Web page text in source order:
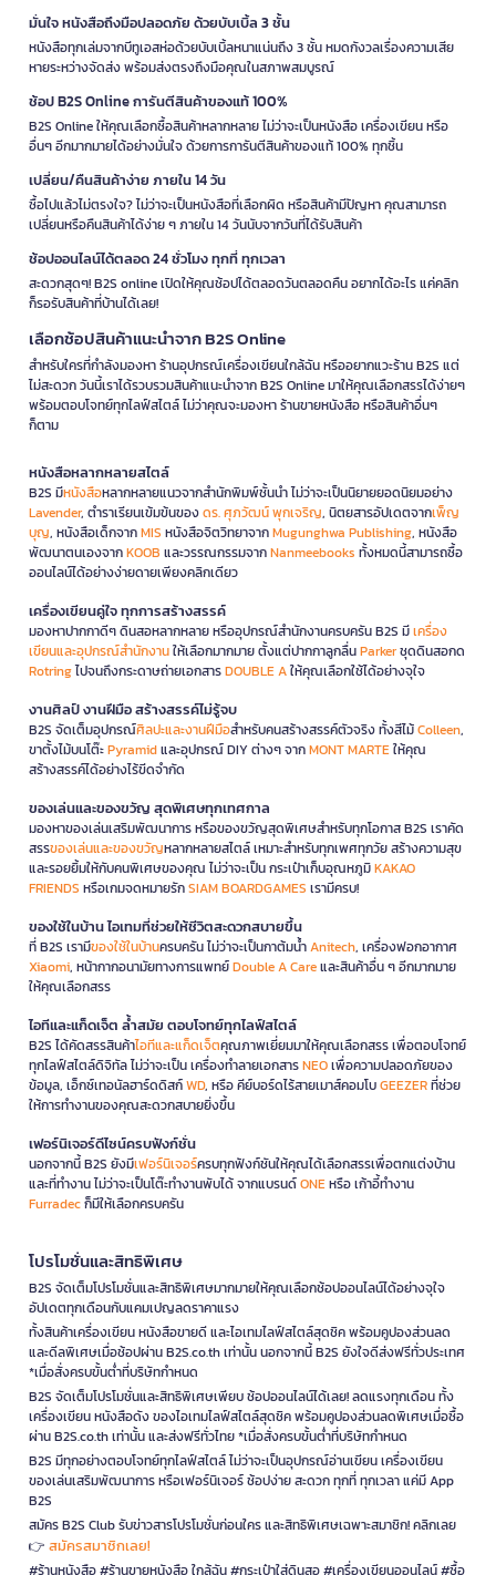
มั่นใจ หนังสือถึงมือปลอดภัย ด้วยบับเบิ้ล 3 ชั้น
หนังสือทุกเล่มจากบีทูเอสห่อด้วยบับเบิ้ลหนาแน่นถึง 3 ชั้น หมดกังวลเรื่องความเสีย
หายระหว่างจัดส่ง พร้อมส่งตรงถึงมือคุณในสภาพสมบูรณ์
ช้อป B2S Online การันตีสินค้าของแท้ 100%
B2S Online ให้คุณเลือกซื้อสินค้าหลากหลาย ไม่ว่าจะเป็นหนังสือ เครื่องเขียน หรือ
อื่นๆ อีกมากมายได้อย่างมั่นใจ ด้วยการการันตีสินค้าของแท้ 100% ทุกชิ้น
เปลี่ยน/คืนสินค้าง่าย ภายใน 14 วัน
ซื้อไปแล้วไม่ตรงใจ? ไม่ว่าจะเป็นหนังสือที่เลือกผิด หรือสินค้ามีปัญหา คุณสามารถ
เปลี่ยนหรือคืนสินค้าได้ง่าย ๆ ภายใน 14 วันนับจากวันที่ได้รับสินค้า
ช้อปออนไลน์ได้ตลอด 24 ชั่วโมง ทุกที่ ทุกเวลา
สะดวกสุดๆ! B2S online เปิดให้คุณช้อปได้ตลอดวันตลอดคืน อยากได้อะไร แค่คลิก
ก็รอรับสินค้าที่บ้านได้เลย!
เลือกช้อปสินค้าแนะนำจาก B2S Online
สำหรับใครที่กำลังมองหา ร้านอุปกรณ์เครื่องเขียนใกล้ฉัน หรืออยากแวะร้าน B2S แต่
ไม่สะดวก วันนี้เราได้รวบรวมสินค้าแนะนำจาก B2S Online มาให้คุณเลือกสรรได้ง่ายๆ
พร้อมตอบโจทย์ทุกไลฟ์สไตล์ ไม่ว่าคุณจะมองหา ร้านขายหนังสือ หรือสินค้าอื่นๆ
ก็ตาม
หนังสือหลากหลายสไตล์
B2S มีหนังสือหลากหลายแนวจากสำนักพิมพ์ชั้นนำ ไม่ว่าจะเป็นนิยายยอดนิยมอย่าง
Lavender, ตำราเรียนเข้มข้นของดร. ศุภวัฒน์ พุกเจริญ, นิตยสารอัปเดตจากเพ็ญ
บุญ, หนังสือเด็กจากMIS หนังสือจิตวิทยาจากMugunghwa Publishing, หนังสือ
พัฒนาตนเองจากKOOB และวรรณกรรมจากNanmeebooks ทั้งหมดนี้สามารถซื้อ
ออนไลน์ได้อย่างง่ายดายเพียงคลิกเดียว
เครื่องเขียนคู่ใจ ทุกการสร้างสรรค์
มองหาปากกาดีๆ ดินสอหลากหลาย หรืออุปกรณ์สำนักงานครบครัน B2S มีเครื่อง
เขียนและอุปกรณ์สำนักงานให้เลือกมากมาย ตั้งแต่ปากกาลูกลื่นParkerชุดดินสอกด
Rotringไปจนถึงกระดาษถ่ายเอกสารDOUBLE Aให้คุณเลือกใช้ได้อย่างจุใจ
งานศิลป์ งานฝีมือ สร้างสรรค์ไม่รู้จบ
B2S จัดเต็มอุปกรณ์ศิลปะและงานฝีมือสำหรับคนสร้างสรรค์ตัวจริง ทั้งสีไม้Colleen,
ขาตั้งไม้บนโต๊ะPyramidและอุปกรณ์ DIY ต่างๆ จากMONT MARTEให้คุณ
สร้างสรรค์ได้อย่างไร้ขีดจำกัด
ของเล่นและของขวัญ สุดพิเศษทุกเทศกาล
มองหาของเล่นเสริมพัฒนาการ หรือของขวัญสุดพิเศษสำหรับทุกโอกาส B2S เราคัด
สรรของเล่นและของขวัญหลากหลายสไตล์ เหมาะสำหรับทุกเพศทุกวัย สร้างความสุข
และรอยยิ้มให้กับคนพิเศษของคุณ ไม่ว่าจะเป็น กระเป๋าเก็บอุณหภูมิKAKAO
FRIENDS หรือเกมจดหมายรักSIAM BOARDGAMES เรามีครบ!
ของใช้ในบ้าน ไอเทมที่ช่วยให้ชีวิตสะดวกสบายขึ้น
ที่ B2S เรามีของใช้ในบ้านครบครัน ไม่ว่าจะเป็นกาต้มน้ำAnitech, เครื่องฟอกอากาศ
Xiaomi, หน้ากากอนามัยทางการแพทย์Double A Careและสินค้าอื่น ๆ อีกมากมาย
ให้คุณเลือกสรร
ไอทีและแก็ดเจ็ต ล้ำสมัย ตอบโจทย์ทุกไลฟ์สไตล์
B2S ได้คัดสรรสินค้าไอทีและแก็ดเจ็ตคุณภาพเยี่ยมมาให้คุณเลือกสรร เพื่อตอบโจทย์
ทุกไลฟ์สไตล์ดิจิทัล ไม่ว่าจะเป็น เครื่องทำลายเอกสารNEOเพื่อความปลอดภัยของ
ข้อมูล, เอ็กซ์เทอนัลฮาร์ดดิสก์WD, หรือ คีย์บอร์ดไร้สายเมาส์คอมโบGEEZERที่ช่วย
ให้การทำงานของคุณสะดวกสบายยิ่งขึ้น
เฟอร์นิเจอร์ดีไซน์ครบฟังก์ชั่น
นอกจากนี้ B2S ยังมีเฟอร์นิเจอร์ครบทุกฟังก์ชันให้คุณได้เลือกสรรเพื่อตกแต่งบ้าน
และที่ทำงาน ไม่ว่าจะเป็นโต๊ะทำงานพับได้ จากแบรนด์ONEหรือ เก้าอี้ทำงาน
Furradecก็มีให้เลือกครบครัน
โปรโมชั่นและสิทธิพิเศษ
B2S จัดเต็มโปรโมชั่นและสิทธิพิเศษมากมายให้คุณเลือกช้อปออนไลน์ได้อย่างจุใจ
อัปเดตทุกเดือนกับแคมเปญลดราคาแรง
ทั้งสินค้าเครื่องเขียน หนังสือขายดี และไอเทมไลฟ์สไตล์สุดชิค พร้อมคูปองส่วนลด
และดีลพิเศษเมื่อช้อปผ่าน B2S.co.th เท่านั้น นอกจากนี้ B2S ยังใจดีส่งฟรีทั่วประเทศ
*เมื่อสั่งครบขั้นต่ำที่บริษัทกำหนด
B2S จัดเต็มโปรโมชั่นและสิทธิพิเศษเพียบ ช้อปออนไลน์ได้เลย! ลดแรงทุกเดือน ทั้ง
เครื่องเขียน หนังสือดัง ของไอเทมไลฟ์สไตล์สุดชิค พร้อมคูปองส่วนลดพิเศษเมื่อซื้อ
ผ่าน B2S.co.th เท่านั้น และส่งฟรีทั่วไทย *เมื่อสั่งครบขั้นต่ำที่บริษัทกำหนด
B2S มีทุกอย่างตอบโจทย์ทุกไลฟ์สไตล์ ไม่ว่าจะเป็นอุปกรณ์อ่านเขียน เครื่องเขียน
ของเล่นเสริมพัฒนาการ หรือเฟอร์นิเจอร์ ช้อปง่าย สะดวก ทุกที่ ทุกเวลา แค่มี App
B2S
สมัคร B2S Club รับข่าวสารโปรโมชั่นก่อนใคร และสิทธิพิเศษเฉพาะสมาชิก! คลิกเลย
👉 สมัครสมาชิกเลย!
#ร้านหนังสือ #ร้านขายหนังสือ ใกล้ฉัน #กระเป๋าใส่ดินสอ #เครื่องเขียนออนไลน์ #ซื้อ